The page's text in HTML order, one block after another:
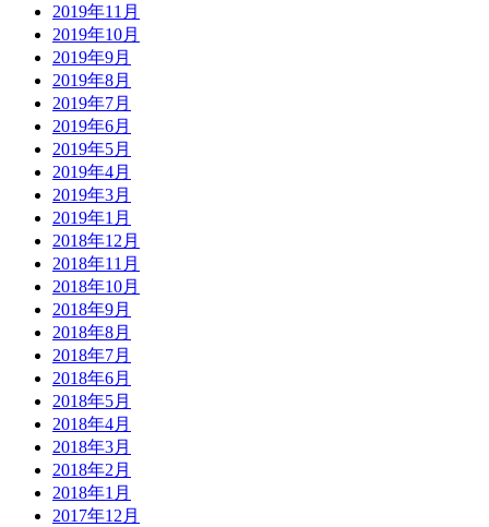
2019年11月
2019年10月
2019年9月
2019年8月
2019年7月
2019年6月
2019年5月
2019年4月
2019年3月
2019年1月
2018年12月
2018年11月
2018年10月
2018年9月
2018年8月
2018年7月
2018年6月
2018年5月
2018年4月
2018年3月
2018年2月
2018年1月
2017年12月